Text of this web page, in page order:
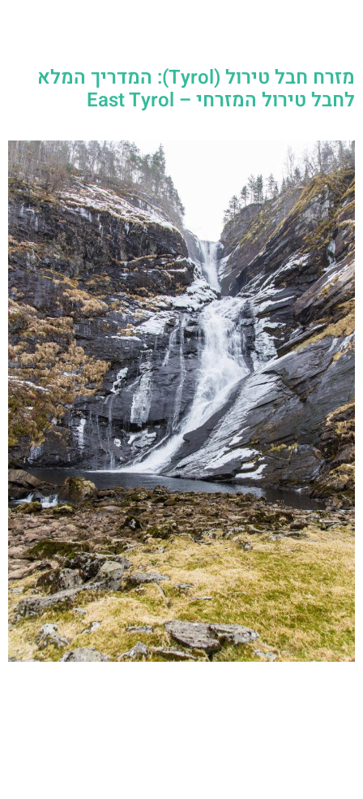
מזרח חבל טירול (Tyrol): המדריך המלא
לחבל טירול המזרחי – East Tyrol